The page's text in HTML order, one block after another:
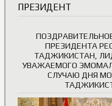
ПРЕЗИДЕНТ
ПРЕЗИДЕНТА
ТАДЖИКИСТАН,
УВАЖАЕМОГО
СЛУЧАЮ ДНЯ